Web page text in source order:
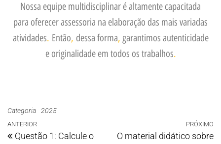
Nossa equipe multidisciplinar é altamente capacitada
para oferecer assessoria na elaboração das mais variadas
atividades. Então, dessa forma, garantimos autenticidade
e originalidade em todos os trabalhos.
Categoria 2025
ANTERIOR
Questão 1: Calcule o
PRÓXIMO
O material didático sobre